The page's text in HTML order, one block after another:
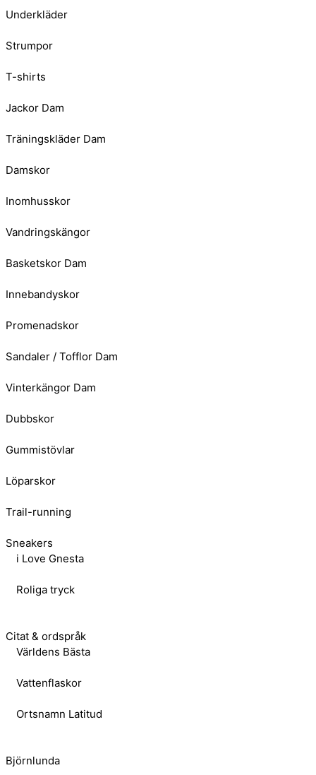
Underkläder
Strumpor
T-shirts
Jackor Dam
Träningskläder Dam
Damskor
Inomhusskor
Vandringskängor
Basketskor Dam
Innebandyskor
Promenadskor
Sandaler / Tofflor Dam
Vinterkängor Dam
Dubbskor
Gummistövlar
Löparskor
Trail-running
Sneakers
i Love Gnesta
Roliga tryck
Citat & ordspråk
Världens Bästa
Vattenflaskor
Ortsnamn Latitud
Björnlunda